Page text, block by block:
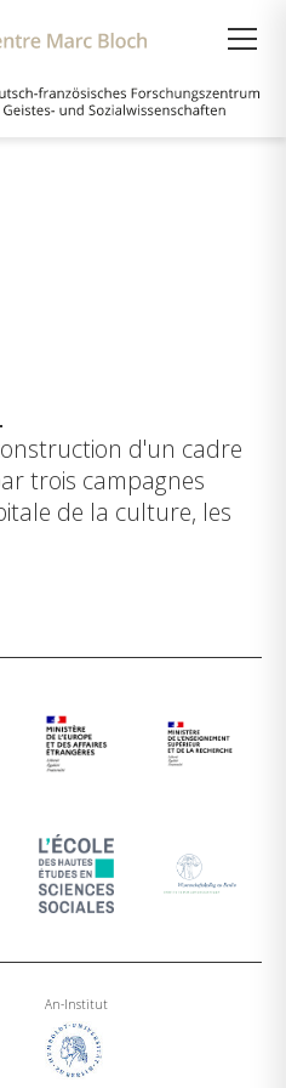
d'un cadre
trois campagnes
de la culture, les
An-Institut